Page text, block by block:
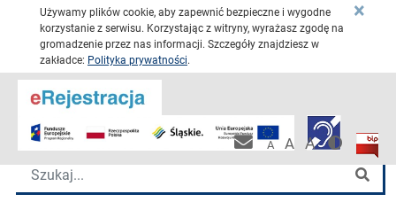
Używamy plików cookie, aby zapewnić bezpieczne i wygodne
korzystanie z serwisu. Korzystając z witryny, wyrażasz zgodę na
gromadzenie przez nas informacji. Szczegóły znajdziesz w
zakładce: Polityka prywatności.
×
Pracownicza
A A A
Katowickie Centrum Onkologii
Przejdź
Wyszukiwarka